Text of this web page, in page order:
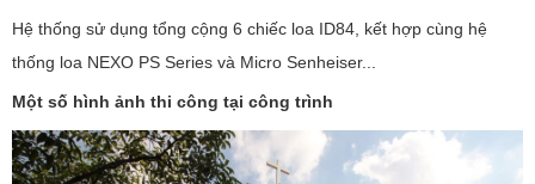
Hệ thống sử dụng tổng cộng 6 chiếc loa ID84, kết hợp cùng hệ
thống loa NEXO PS Series và Micro Senheiser...
Một số hình ảnh thi công tại công trình